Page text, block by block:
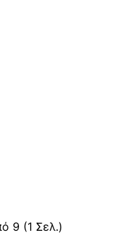
9 (1 Σελ.)